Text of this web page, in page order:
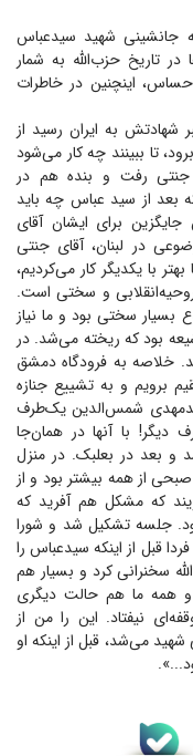
جانشینی شهید سیدعباس
تاریخ حزب‌الله به شمار
اینچنین در خاطرات
به ایران رسید از
تا ببینند چه کار می‌شود
رفت و بنده هم در
بعد از سید عباس چه باید
جایگزین برای ایشان آقای
در لبنان، آقای جنتی
با یکدیگر کار می‌کردیم،
و سختی است.
بسیار سختی بود و ما نیاز
بود که ریخته می‌شد. در
خلاصه به فرودگاه دمشق
برویم و به تشییع جنازه
شمس‌الدین یک‌طرف
با آنها در همان‌جا
و بعد در بعلبک. در منزل
از همه بیشتر بود و از
که مشکل هم آفرید که
جلسه تشکیل شد و شورا
قبل از اینکه سیدعباس را
سخنرانی کرد و بسیار هم
همه ما هم حالت دیگری
نیفتاد. این را من از
می‌شد، قبل از اینکه او